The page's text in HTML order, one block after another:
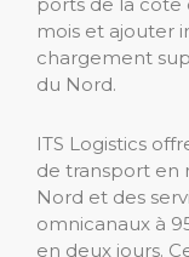
mois et ajouter
chargement
du Nord.
ITS Logistics
de transport en
Nord et des
omnicanaux à
en deux jours.